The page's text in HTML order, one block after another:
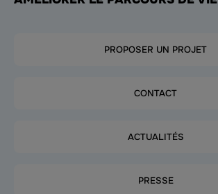
PROPOSER UN PROJET
CONTACT
ACTUALITÉS
PRESSE